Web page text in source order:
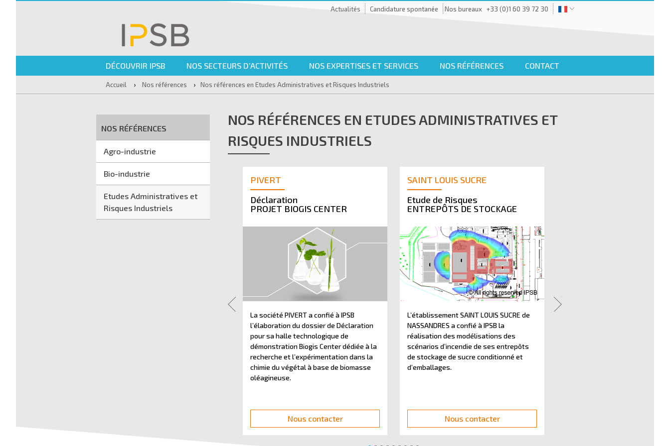
Actualités Candidature spontanée Nos bureaux +33 (0)1 60 39 72 30
DÉCOUVRIR IPSB NOS SECTEURS D’ACTIVITÉS NOS EXPERTISES ET SERVICES NOS RÉFÉRENCES CONTACT
Accueil › Nos références › Nos références en Etudes Administratives et Risques Industriels
NOS RÉFÉRENCES
Agro-industrie
Bio-industrie
Etudes Administratives et
Risques Industriels
NOS RÉFÉRENCES EN ETUDES ADMINISTRATIVES ET
RISQUES INDUSTRIELS
PIVERT
Déclaration
PROJET BIOGIS CENTER
La société PIVERT a confié à IPSB
l’élaboration du dossier de Déclaration
pour sa halle technologique de
démonstration Biogis Center dédiée à la
recherche et l’expérimentation dans la
chimie du végétal à base de biomasse
oléagineuse.
Nous contacter
SAINT LOUIS SUCRE
Etude de Risques
ENTREPÔTS DE STOCKAGE
L’établissement SAINT LOUIS SUCRE de
NASSANDRES a confié à IPSB la
réalisation des modélisations des
scénarios d’incendie de ses entrepôts
de stockage de sucre conditionné et
d’emballages.
Nous contacter